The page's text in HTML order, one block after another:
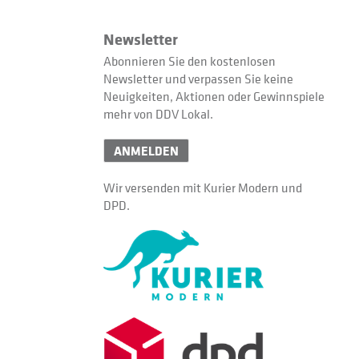
Newsletter
Abonnieren Sie den kostenlosen
Newsletter und verpassen Sie keine
Neuigkeiten, Aktionen oder Gewinnspiele
mehr von DDV Lokal.
ANMELDEN
Wir versenden mit Kurier Modern und
DPD.